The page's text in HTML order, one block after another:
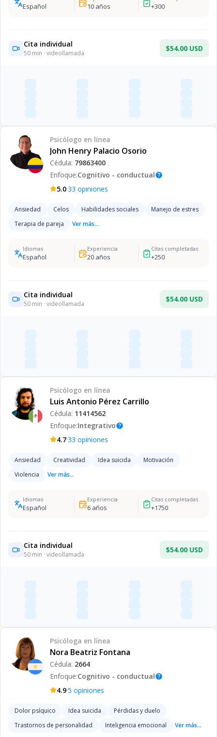
Español 10años +300
Cita individual
50 min · videollamada
$54.00 USD
Psicólogo en línea
John Henry Palacio Osorio
Cédula: 79863400
Enfoque:Cognitivo - conductualhelp
5.0·33 opiniones
Ansiedad Celos Habilidades sociales
Manejo de estres
Terapia de pareja
Ver más...
Idiomas
Español
Experiencia
20años
Citas completadas
+250
Cita individual
50 min · videollamada
$54.00 USD
Psicólogo en línea
Luis Antonio Pérez Carrillo
Cédula: 11414562
Enfoque:Integrativohelp
4.7·33 opiniones
Ansiedad Creatividad Idea suicida
Motivación
Violencia
Ver más...
Idiomas
Español
Experiencia
6años
Citas completadas
+1750
Cita individual
50 min · videollamada
$54.00 USD
Psicóloga en línea
Nora Beatriz Fontana
Cédula: 2664
Enfoque:Cognitivo - conductualhelp
4.9·5 opiniones
Dolor psíquico Idea suicida
Pérdidas y duelo
Trastornos de personalidad
Inteligencia emocional Ver más...